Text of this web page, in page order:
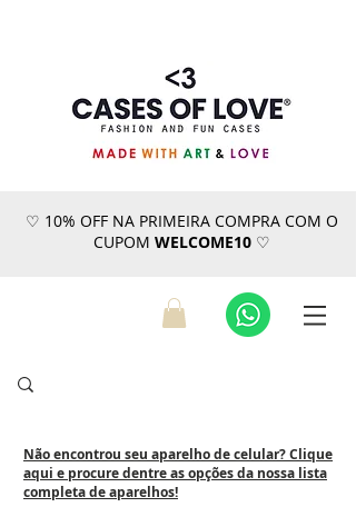
♡ 10% OFF NA PRIMEIRA COMPRA COM O
CUPOM WELCOME10♡
Não encontrou seu aparelho de celular? Clique
aqui e procure dentre as opções da nossa lista
completa de aparelhos!